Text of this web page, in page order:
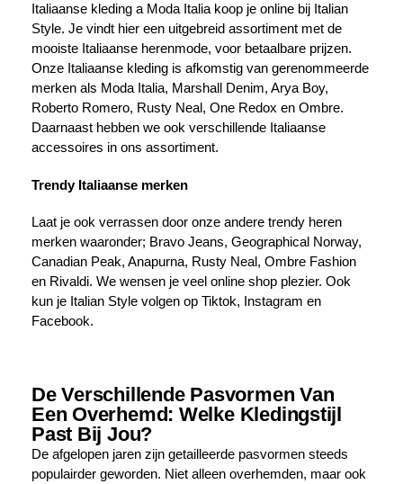
Italiaanse kleding a Moda Italia koop je online bij Italian
Style. Je vindt hier een uitgebreid assortiment met de
mooiste Italiaanse herenmode, voor betaalbare prijzen.
Onze Italiaanse kleding is afkomstig van gerenommeerde
merken als Moda Italia, Marshall Denim, Arya Boy,
Roberto Romero, Rusty Neal, One Redox en Ombre.
Daarnaast hebben we ook verschillende Italiaanse
accessoires in ons assortiment.
Trendy Italiaanse merken
Laat je ook verrassen door onze andere trendy heren
merken waaronder; Bravo Jeans, Geographical Norway,
Canadian Peak, Anapurna, Rusty Neal, Ombre Fashion
en Rivaldi. We wensen je veel online shop plezier. Ook
kun je Italian Style volgen op Tiktok, Instagram en
Facebook.
De Verschillende Pasvormen Van
Een Overhemd: Welke Kledingstijl
Past Bij Jou?
De afgelopen jaren zijn getailleerde pasvormen steeds
populairder geworden. Niet alleen overhemden, maar ook